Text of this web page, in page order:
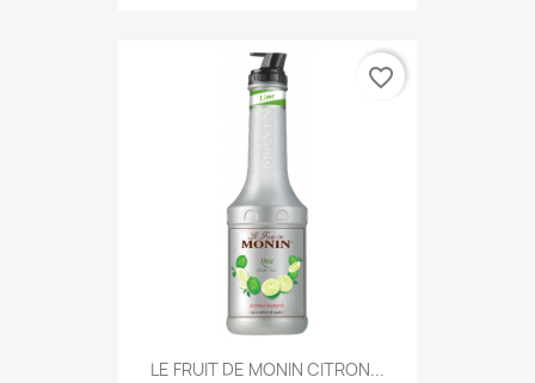
LE FRUIT DE MONIN CITRON...
favorite_border